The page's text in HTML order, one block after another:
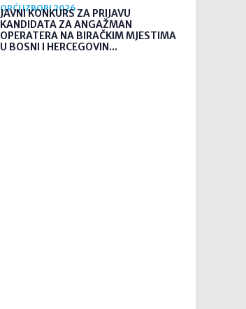
OPĆI IZBORI 2026
JAVNI KONKURS ZA PRIJAVU
KANDIDATA ZA ANGAŽMAN
OPERATERA NA BIRAČKIM MJESTIMA
U BOSNI I HERCEGOVIN...